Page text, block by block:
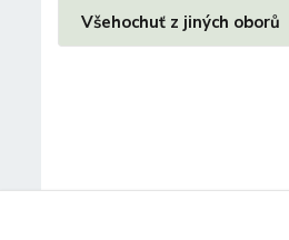
Všehochuť z jiných oborů